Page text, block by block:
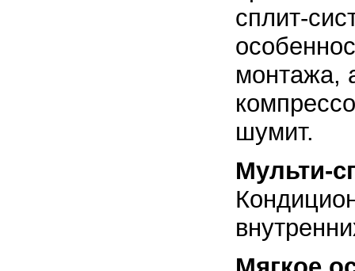
сплит-
монтажа,
шумит.
Мульти-